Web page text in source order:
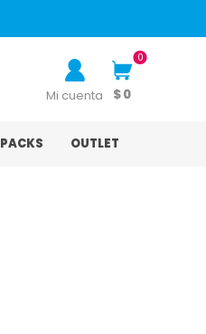
Mi cuenta
0
$ 0
PACKS OUTLET